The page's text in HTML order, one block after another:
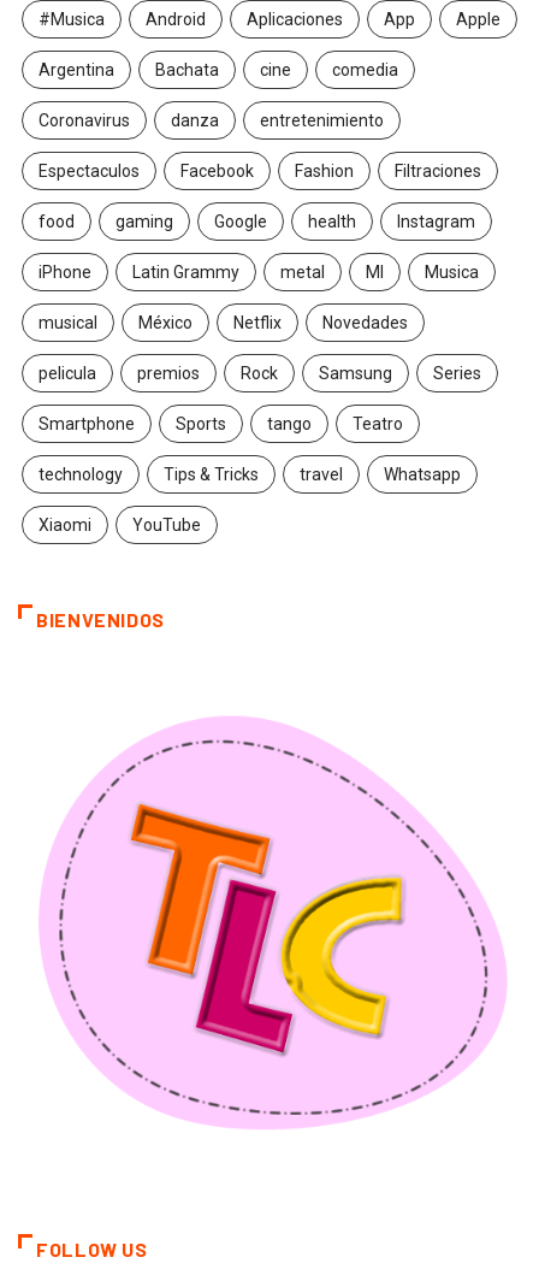
#Musica Android Aplicaciones App Apple
Argentina Bachata cine comedia
Coronavirus danza entretenimiento
Espectaculos Facebook Fashion Filtraciones
food gaming Google health Instagram
iPhone Latin Grammy metal MI Musica
musical México Netflix Novedades
pelicula premios Rock Samsung Series
Smartphone Sports tango Teatro
technology Tips & Tricks travel Whatsapp
Xiaomi YouTube
BIENVENIDOS
FOLLOW US